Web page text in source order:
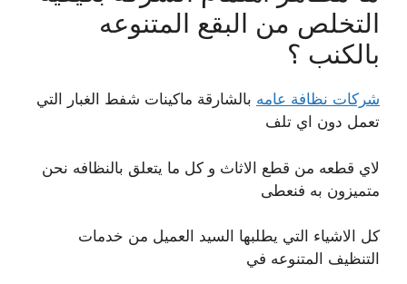
التخلص من البقع المتنوعه
بالكنب ؟
شركات نظافة عامه بالشارقة ماكينات شفط الغبار التي
تعمل دون اي تلف
لاي قطعه من قطع الاثاث و كل ما يتعلق بالنظافه نحن
متميزون به فنعطى
كل الاشياء التي يطلبها السيد العميل من خدمات
التنظيف المتنوعه في